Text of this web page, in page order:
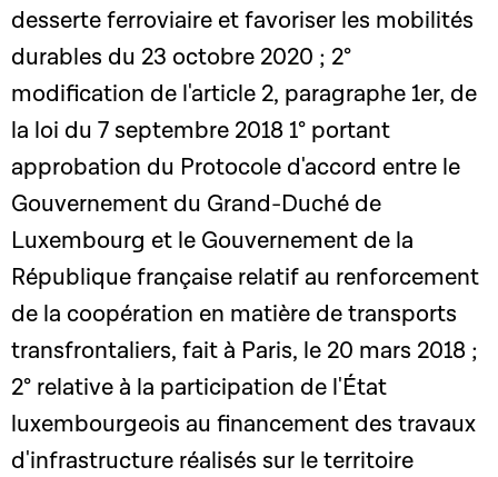
desserte ferroviaire et favoriser les mobilités
durables du 23 octobre 2020 ; 2°
modification de l'article 2, paragraphe 1er, de
la loi du 7 septembre 2018 1° portant
approbation du Protocole d'accord entre le
Gouvernement du Grand-Duché de
Luxembourg et le Gouvernement de la
République française relatif au renforcement
de la coopération en matière de transports
transfrontaliers, fait à Paris, le 20 mars 2018 ;
2° relative à la participation de l'État
luxembourgeois au financement des travaux
d'infrastructure réalisés sur le territoire